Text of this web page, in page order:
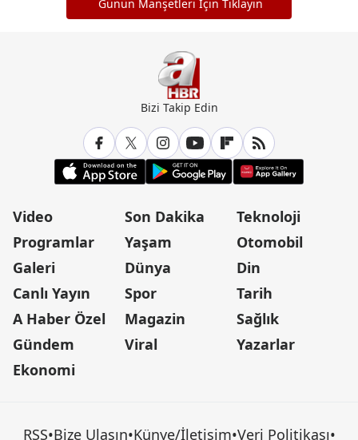
Günün Manşetleri İçin Tıklayın
Bizi Takip Edin
Video
Programlar
Galeri
Canlı Yayın
A Haber Özel
Gündem
Ekonomi
Son Dakika
Yaşam
Dünya
Spor
Magazin
Viral
Teknoloji
Otomobil
Din
Tarih
Sağlık
Yazarlar
RSS•Bize Ulaşın•Künye/İletişim•Veri Politikası•